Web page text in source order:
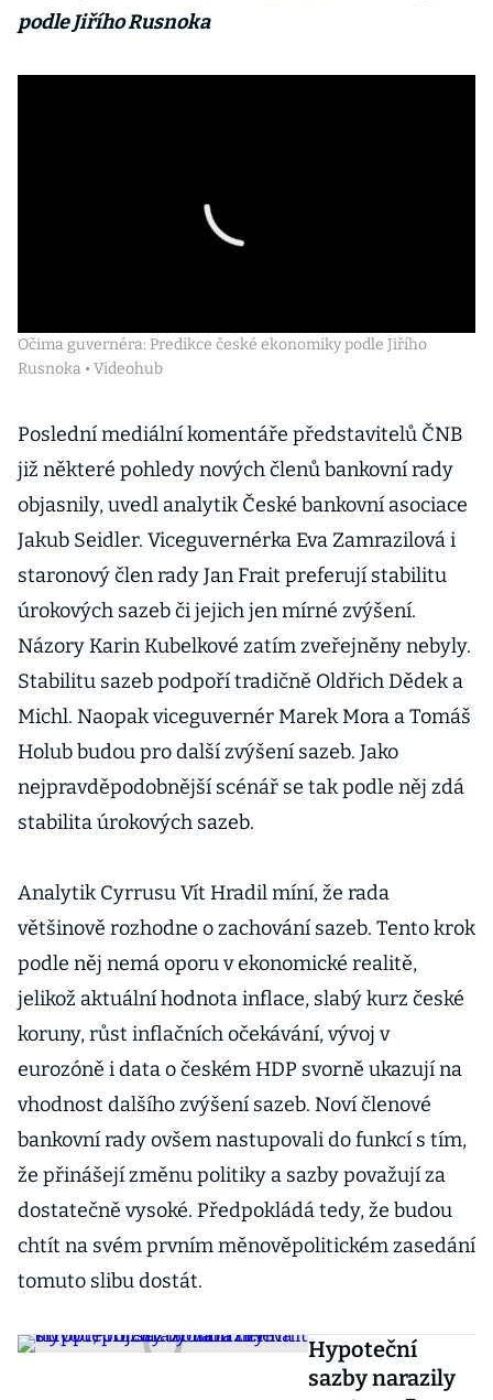
podle Jiřího Rusnoka
Očima guvernéra: Predikce české ekonomiky podle Jiřího
Rusnoka • Videohub
Poslední mediální komentáře představitelů ČNB
již některé pohledy nových členů bankovní rady
objasnily, uvedl analytik České bankovní asociace
Jakub Seidler. Viceguvernérka Eva Zamrazilová i
staronový člen rady Jan Frait preferují stabilitu
úrokových sazeb či jejich jen mírné zvýšení.
Názory Karin Kubelkové zatím zveřejněny nebyly.
Stabilitu sazeb podpoří tradičně Oldřich Dědek a
Michl. Naopak viceguvernér Marek Mora a Tomáš
Holub budou pro další zvýšení sazeb. Jako
nejpravděpodobnější scénář se tak podle něj zdá
stabilita úrokových sazeb.
Analytik Cyrrusu Vít Hradil míní, že rada
většinově rozhodne o zachování sazeb. Tento krok
podle něj nemá oporu v ekonomické realitě,
jelikož aktuální hodnota inflace, slabý kurz české
koruny, růst inflačních očekávání, vývoj v
eurozóně i data o českém HDP svorně ukazují na
vhodnost dalšího zvýšení sazeb. Noví členové
bankovní rady ovšem nastupovali do funkcí s tím,
že přinášejí změnu politiky a sazby považují za
dostatečně vysoké. Předpokládá tedy, že budou
chtít na svém prvním měnověpolitickém zasedání
tomuto slibu dostát.
Hypoteční
sazby narazily